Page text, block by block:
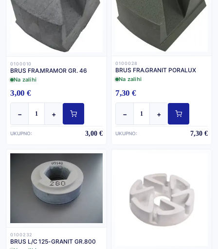
0100010
BRUS FRA.MRAMOR GR. 46
Na zalihi
3,00 €
− +
UKUPNO: 3,00 €
0100028
BRUS FRA.GRANIT PORALUX
Na zalihi
7,30 €
− +
UKUPNO: 7,30 €
0100232
BRUS L/C 125-GRANIT GR.800